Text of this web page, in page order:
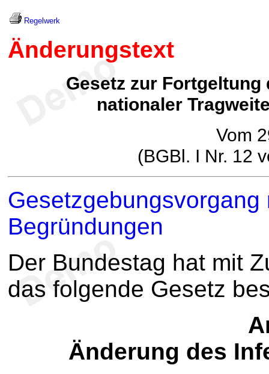
Regelwerk
Änderungstext
Gesetz zur
nationaler
Vom
(BGBl. I Nr. 12
Begründungen
Der Bundestag hat mit
das folgende Gesetz
Änderung des